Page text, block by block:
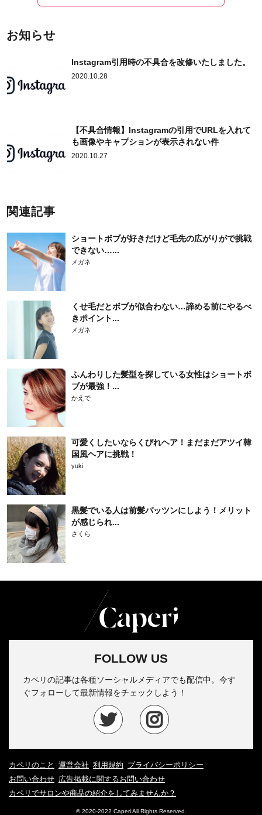
お知らせ
Instagram引用時の不具合を改修いたしました。
2020.10.28
【不具合情報】Instagramの引用でURLを入れて
も画像やキャプションが表示されない件
2020.10.27
関連記事
ショートボブが好きだけど毛先の広がりがで挑戦
できない…...
メガネ
くせ毛だとボブが似合わない…諦める前にやるべ
きポイント...
メガネ
ふんわりした髪型を探している女性はショートボ
ブが最強！...
かえで
可愛くしたいならくびれヘア！まだまだアツイ韓
国風ヘアに挑戦！
yuki
黒髪でいる人は前髪パッツンにしよう！メリット
が感じられ...
さくら
FOLLOW US
カペリの記事は各種ソーシャルメディアでも配信中。今す
ぐフォローして最新情報をチェックしよう！
カペリのこと 運営会社 利用規約 プライバシーポリシー
お問い合わせ 広告掲載に関するお問い合わせ
カペリでサロンや商品の紹介をしてみませんか？
© 2020-2022 Caperi All Rights Reserved.